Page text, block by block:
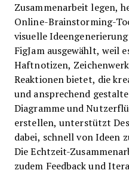
Zusammenarbeit legen,
Online-Brainstorming-
visuelle
FigJam ausgewählt, weil
Haftnotizen,
Reaktionen bietet, die
und ansprechend
Diagramme und
erstellen, unterstützt
dabei, schnell von Ideen
Die Echtzeit-
zudem Feedback und